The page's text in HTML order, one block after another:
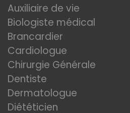
Auxiliaire de vie
Biologiste médical
Brancardier
Cardiologue
Chirurgie Générale
Dentiste
Dermatologue
Diététicien